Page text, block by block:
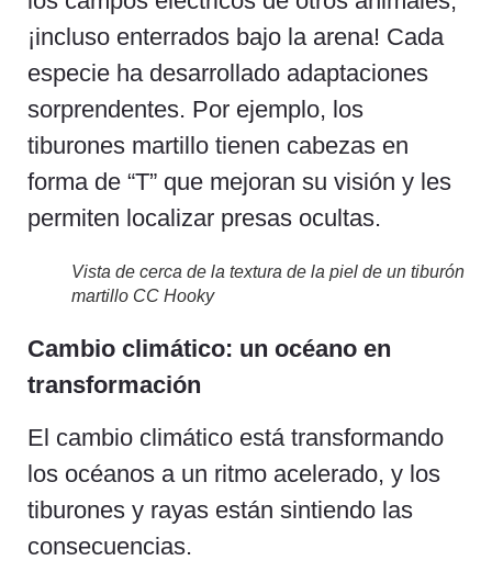
¡incluso enterrados bajo la arena! Cada
especie ha desarrollado adaptaciones
sorprendentes. Por ejemplo, los
tiburones martillo tienen cabezas en
forma de “T” que mejoran su visión y les
permiten localizar presas ocultas.
Vista de cerca de la textura de la piel de un tiburón
martillo CC Hooky
Cambio climático: un océano en
transformación
El cambio climático está transformando
los océanos a un ritmo acelerado, y los
tiburones y rayas están sintiendo las
consecuencias.